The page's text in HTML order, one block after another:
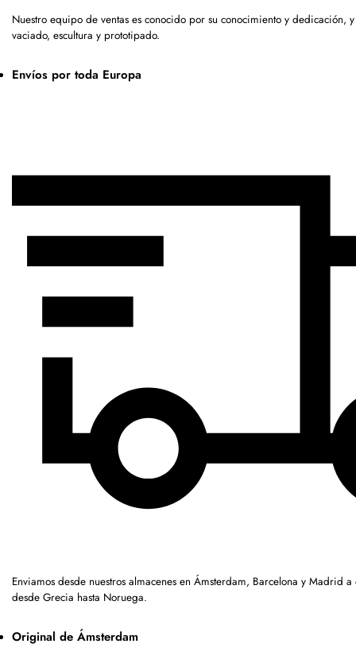
Nuestro equipo de ventas es conocido por su conocimiento y dedicación,
vaciado, escultura y prototipado.
Envíos por toda Europa
Enviamos desde nuestros almacenes en Ámsterdam, Barcelona y Madrid
desde Grecia hasta Noruega.
Original de Ámsterdam